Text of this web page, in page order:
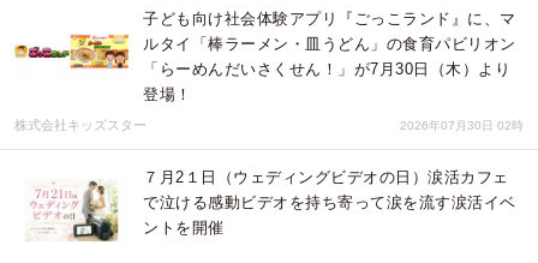
子ども向け社会体験アプリ『ごっこランド』に、マ
ルタイ「棒ラーメン・皿うどん」の食育パビリオン
「らーめんだいさくせん！」が7月30日（木）より
登場！
株式会社キッズスター 2026年07月30日 02時
７月2１日（ウェディングビデオの日）涙活カフェ
で泣ける感動ビデオを持ち寄って涙を流す涙活イベ
ントを開催